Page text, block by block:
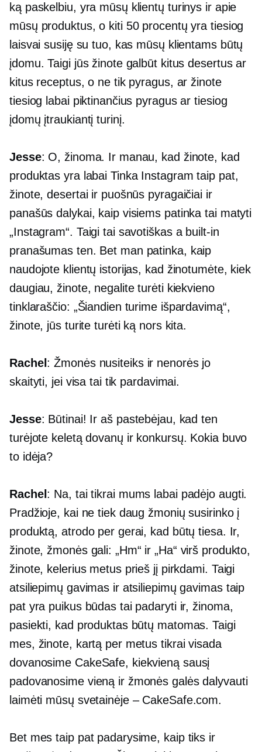
ką paskelbiu, yra mūsų klientų turinys ir apie
mūsų produktus, o kiti 50 procentų yra tiesiog
laisvai susiję su tuo, kas mūsų klientams būtų
įdomu. Taigi jūs žinote galbūt kitus desertus ar
kitus receptus, o ne tik pyragus, ar žinote
tiesiog labai piktinančius pyragus ar tiesiog
įdomų įtraukiantį turinį.
Jesse: O, žinoma. Ir manau, kad žinote, kad
produktas yra labai Tinka Instagram taip pat,
žinote, desertai ir puošnūs pyragaičiai ir
panašūs dalykai, kaip visiems patinka tai matyti
„Instagram“. Taigi tai savotiškas a built-in
pranašumas ten. Bet man patinka, kaip
naudojote klientų istorijas, kad žinotumėte, kiek
daugiau, žinote, negalite turėti kiekvieno
tinklaraščio: „Šiandien turime išpardavimą“,
žinote, jūs turite turėti ką nors kita.
Rachel : Žmonės nusiteiks ir nenorės jo
skaityti, jei visa tai tik pardavimai.
Jesse: Būtinai! Ir aš pastebėjau, kad ten
turėjote keletą dovanų ir konkursų. Kokia buvo
to idėja?
Rachel : Na, tai tikrai mums labai padėjo augti.
Pradžioje, kai ne tiek daug žmonių susirinko į
produktą, atrodo per gerai, kad būtų tiesa. Ir,
žinote, žmonės gali: „Hm“ ir „Ha“ virš produkto,
žinote, kelerius metus prieš jį pirkdami. Taigi
atsiliepimų gavimas ir atsiliepimų gavimas taip
pat yra puikus būdas tai padaryti ir, žinoma,
pasiekti, kad produktas būtų matomas. Taigi
mes, žinote, kartą per metus tikrai visada
dovanosime CakeSafe, kiekvieną sausį
padovanosime vieną ir žmonės galės dalyvauti
laimėti mūsų svetainėje – CakeSafe.com.
Bet mes taip pat padarysime, kaip tiks ir